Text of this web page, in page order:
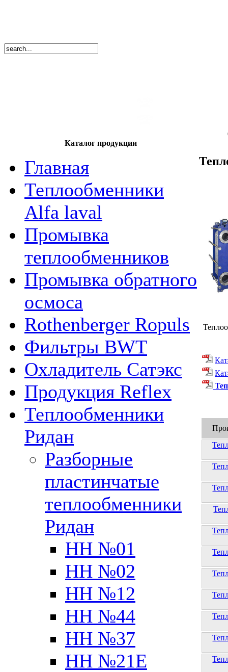
Каталог продукции
Главная
Теплообменники
Alfa laval
Промывка
теплообменников
Промывка обратного
осмоса
Rothenberger Ropuls
Фильтры BWT
Охладитель Сатэкс
Продукция Reflex
Теплообменники
Ридан
Разборные
пластинчатые
теплообменники
Ридан
НН №01
НН №02
НН №12
НН №44
НН №37
НН №21Е